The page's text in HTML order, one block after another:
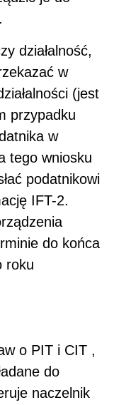
działalność,
w
(jest
przypadku
w
tego wniosku
podatnikowi
IFT-2.
do końca
roku
o PIT i CIT ,
do
naczelnik